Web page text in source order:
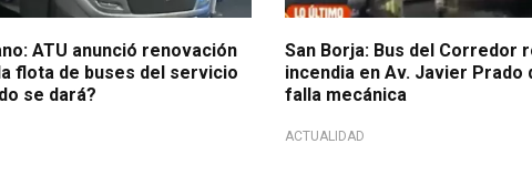
ATU anunció renovación
flota de buses del servicio
se dará?
San Borja: Bus del Corredor
incendia en Av. Javier Prado
falla mecánica
ACTUALIDAD